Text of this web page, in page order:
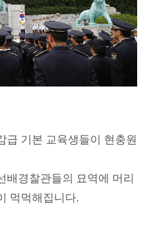
급 기본 교육생들이 현충원
배경찰관들의 묘역에 머리
먹먹해집니다.